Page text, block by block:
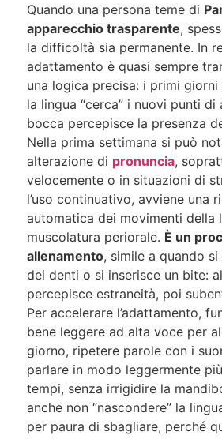
Quando una persona teme di
apparecchio trasparente,
la difficoltà sia permanente. In
adattamento è quasi sempre
una logica precisa: i primi
la lingua “cerca” i nuovi punti
bocca percepisce la presenza
Nella prima settimana si può
alterazione di pronuncia,
velocemente o in situazioni di
l’uso continuativo, avviene una
automatica dei movimenti della
muscolatura periorale. È un
allenamento, simile a quando
dei denti o si inserisce un bite:
percepisce estraneità, poi
Per accelerare l’adattamento,
bene leggere ad alta voce per
giorno, ripetere parole con i
parlare in modo leggermente
tempi, senza irrigidire la
anche non “nascondere” la
per paura di sbagliare, perché